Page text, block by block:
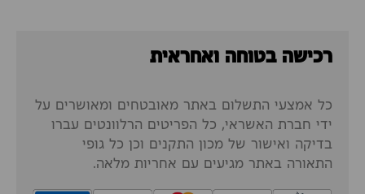
רכישה בטוחה ואחראית
כל אמצעי התשלום באתר מאובטחים ומאושרים על
ידי חברת האשראי, כל הפריטים הרלוונטים עברו
בדיקה ואישור של מכון התקנים וכן כל גופי
התאורה באתר מגיעים עם אחריות מלאה.